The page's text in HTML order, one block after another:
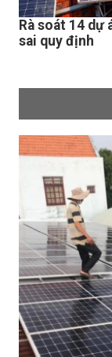
Rà soát 14 dự
sai quy định